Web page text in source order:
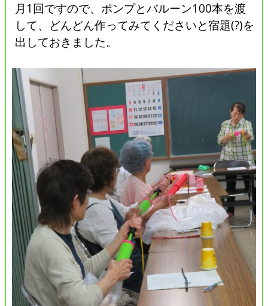
月1回ですので、ポンプとバルーン100本を渡
して、どんどん作ってみてくださいと宿題(?)を
出しておきました。